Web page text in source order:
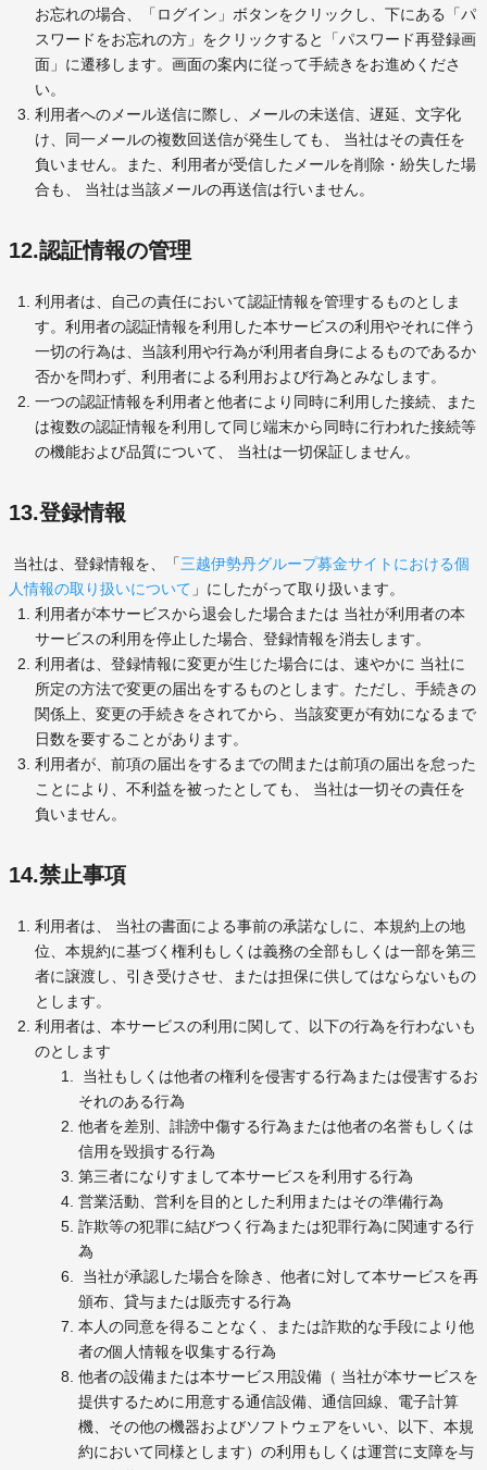
お忘れの場合、「ログイン」ボタンをクリックし、下にある「パ
スワードをお忘れの方」をクリックすると「パスワード再登録画
面」に遷移します。画面の案内に従って手続きをお進めくださ
い。
利用者へのメール送信に際し、メールの未送信、遅延、文字化
け、同一メールの複数回送信が発生しても、 当社はその責任を
負いません。また、利用者が受信したメールを削除・紛失した場
合も、 当社は当該メールの再送信は行いません。
12.認証情報の管理
利用者は、自己の責任において認証情報を管理するものとしま
す。利用者の認証情報を利用した本サービスの利用やそれに伴う
一切の行為は、当該利用や行為が利用者自身によるものであるか
否かを問わず、利用者による利用および行為とみなします。
一つの認証情報を利用者と他者により同時に利用した接続、また
は複数の認証情報を利用して同じ端末から同時に行われた接続等
の機能および品質について、 当社は一切保証しません。
13.登録情報
当社は、登録情報を、「三越伊勢丹グループ募金サイトにおける個
人情報の取り扱いについて 」にしたがって取り扱います。
利用者が本サービスから退会した場合または 当社が利用者の本
サービスの利用を停止した場合、登録情報を消去します。
利用者は、登録情報に変更が生じた場合には、速やかに 当社に
所定の方法で変更の届出をするものとします。ただし、手続きの
関係上、変更の手続きをされてから、当該変更が有効になるまで
日数を要することがあります。
利用者が、前項の届出をするまでの間または前項の届出を怠った
ことにより、不利益を被ったとしても、 当社は一切その責任を
負いません。
14.禁止事項
利用者は、 当社の書面による事前の承諾なしに、本規約上の地
位、本規約に基づく権利もしくは義務の全部もしくは一部を第三
者に譲渡し、引き受けさせ、または担保に供してはならないもの
とします。
利用者は、本サービスの利用に関して、以下の行為を行わないも
のとします
当社もしくは他者の権利を侵害する行為または侵害するお
それのある行為
他者を差別、誹謗中傷する行為または他者の名誉もしくは
信用を毀損する行為
第三者になりすまして本サービスを利用する行為
営業活動、営利を目的とした利用またはその準備行為
詐欺等の犯罪に結びつく行為または犯罪行為に関連する行
為
当社が承認した場合を除き、他者に対して本サービスを再
頒布、貸与または販売する行為
本人の同意を得ることなく、または詐欺的な手段により他
者の個人情報を収集する行為
他者の設備または本サービス用設備（ 当社が本サービスを
提供するために用意する通信設備、通信回線、電子計算
機、その他の機器およびソフトウェアをいい、以下、本規
約において同様とします）の利用もしくは運営に支障を与